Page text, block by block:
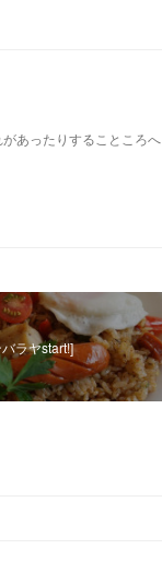
あったりすることころへ
ラヤstart!]